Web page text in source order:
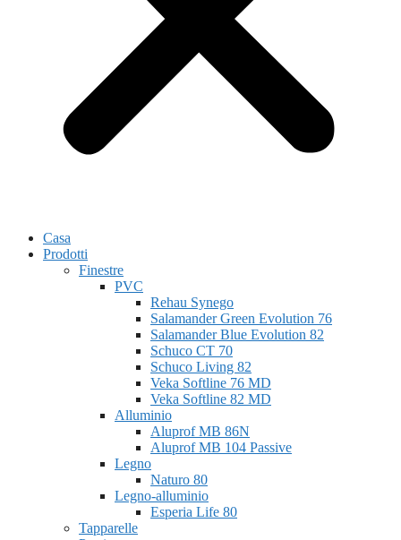
Casa
Prodotti
Finestre
PVC
Rehau Synego
Salamander Green Evolution 76
Salamander Blue Evolution 82
Schuco CT 70
Schuco Living 82
Veka Softline 76 MD
Veka Softline 82 MD
Alluminio
Aluprof MB 86N
Aluprof MB 104 Passive
Legno
Naturo 80
Legno-alluminio
Esperia Life 80
Tapparelle